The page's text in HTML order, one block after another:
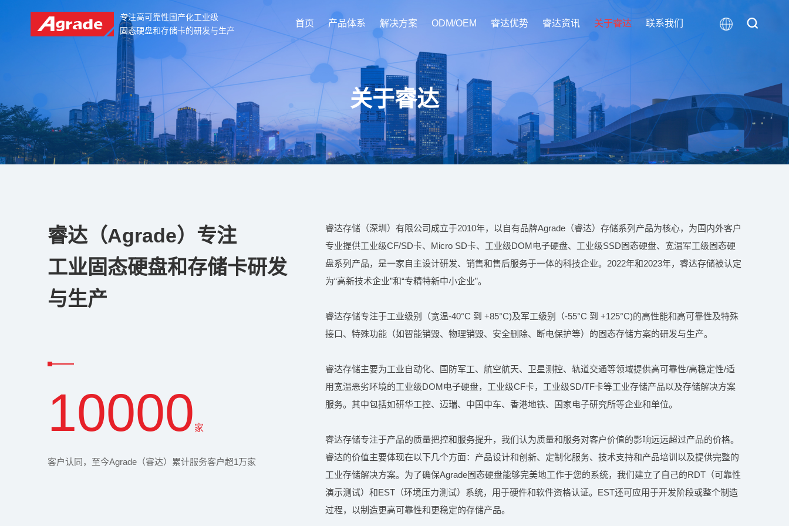
专注高可靠性国产化工业级
固态硬盘和存储卡的研发与生产
首页 产品体系 解决方案 ODM/OEM 睿达优势 睿达资讯 关于睿达 联系我们
关于睿达
睿达（Agrade）专注
工业固态硬盘和存储卡研发
与生产
10000 家
客户认同，至今Agrade（睿达）累计服务客户超1万家
睿达存储（深圳）有限公司成立于2010年，以自有品牌Agrade（睿达）存储系列产品为核心，为国内外客户
专业提供工业级CF/SD卡、Micro SD卡、工业级DOM电子硬盘、工业级SSD固态硬盘、宽温军工级固态硬
盘系列产品，是一家自主设计研发、销售和售后服务于一体的科技企业。2022年和2023年，睿达存储被认定
为“高新技术企业”和“专精特新中小企业”。
睿达存储专注于工业级别（宽温-40°C 到 +85°C)及军工级别（-55°C 到 +125°C)的高性能和高可靠性及特殊
接口、特殊功能（如智能销毁、物理销毁、安全删除、断电保护等）的固态存储方案的研发与生产。
睿达存储主要为工业自动化、国防军工、航空航天、卫星测控、轨道交通等领域提供高可靠性/高稳定性/适
用宽温恶劣环境的工业级DOM电子硬盘，工业级CF卡，工业级SD/TF卡等工业存储产品以及存储解决方案
服务。其中包括如研华工控、迈瑞、中国中车、香港地铁、国家电子研究所等企业和单位。
睿达存储专注于产品的质量把控和服务提升，我们认为质量和服务对客户价值的影响远远超过产品的价格。
睿达的价值主要体现在以下几个方面：产品设计和创新、定制化服务、技术支持和产品培训以及提供完整的
工业存储解决方案。为了确保Agrade固态硬盘能够完美地工作于您的系统，我们建立了自己的RDT（可靠性
演示测试）和EST（环境压力测试）系统，用于硬件和软件资格认证。EST还可应用于开发阶段或整个制造
过程，以制造更高可靠性和更稳定的存储产品。